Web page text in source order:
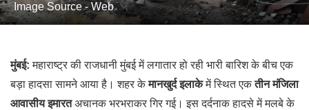
Image Source - Web
मुंबई: महाराष्ट्र की राजधानी मुंबई में लगातार हो रही भारी बारिश के बीच एक
बड़ा हादसा सामने आया है। शहर केमानखुर्द इलाकेमें स्थित एकतीन मंजिला
आवासीय इमारतअचानक भरभराकर गिर गई। इस दर्दनाक हादसे में मलबे के